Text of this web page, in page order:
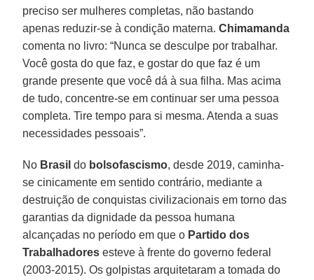
preciso ser mulheres completas, não bastando
apenas reduzir-se à condição materna.Chimamanda
comenta no livro: “Nunca se desculpe por trabalhar.
Você gosta do que faz, e gostar do que faz é um
grande presente que você dá à sua filha. Mas acima
de tudo, concentre-se em continuar ser uma pessoa
completa. Tire tempo para si mesma. Atenda a suas
necessidades pessoais”.
No Brasil do bolsofascismo, desde 2019, caminha-
se cinicamente em sentido contrário, mediante a
destruição de conquistas civilizacionais em torno das
garantias da dignidade da pessoa humana
alcançadas no período em que o Partido dos
Trabalhadores esteve à frente do governo federal
(2003-2015). Os golpistas arquitetaram a tomada do